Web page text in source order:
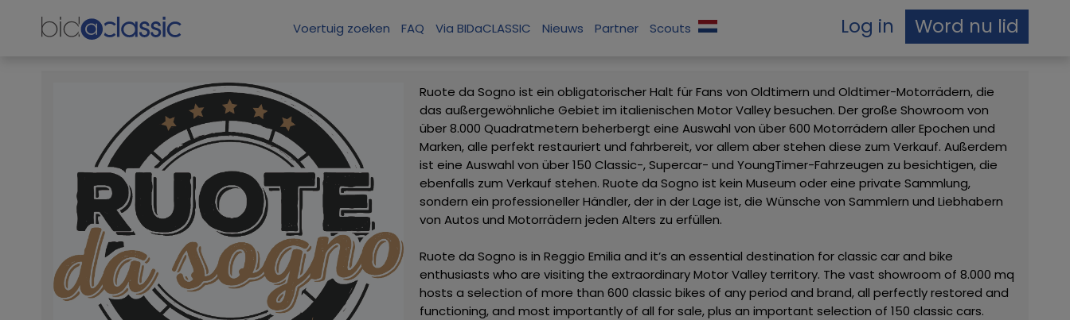
Voertuig zoeken FAQ Via BIDaCLASSIC Nieuws Partner Scouts Log in Word nu lid
Ruote da Sogno ist ein obligatorischer Halt für Fans von Oldtimern und Oldtimer-Motorrädern, die
das außergewöhnliche Gebiet im italienischen Motor Valley besuchen. Der große Showroom von
über 8.000 Quadratmetern beherbergt eine Auswahl von über 600 Motorrädern aller Epochen und
Marken, alle perfekt restauriert und fahrbereit, vor allem aber stehen diese zum Verkauf. Außerdem
ist eine Auswahl von über 150 Classic-, Supercar- und YoungTimer-Fahrzeugen zu besichtigen, die
ebenfalls zum Verkauf stehen. Ruote da Sogno ist kein Museum oder eine private Sammlung,
sondern ein professioneller Händler, der in der Lage ist, die Wünsche von Sammlern und Liebhabern
von Autos und Motorrädern jeden Alters zu erfüllen.
Ruote da Sogno is in Reggio Emilia and it’s an essential destination for classic car and bike
enthusiasts who are visiting the extraordinary Motor Valley territory. The vast showroom of 8.000 mq
hosts a selection of more than 600 classic bikes of any period and brand, all perfectly restored and
functioning, and most importantly of all for sale, plus an important selection of 150 classic cars.